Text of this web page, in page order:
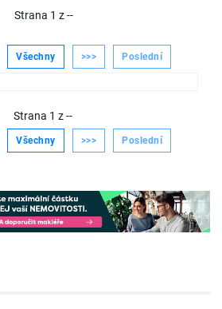
Strana 1 z--
Všechny >>> Poslední
Strana 1 z--
Všechny >>> Poslední